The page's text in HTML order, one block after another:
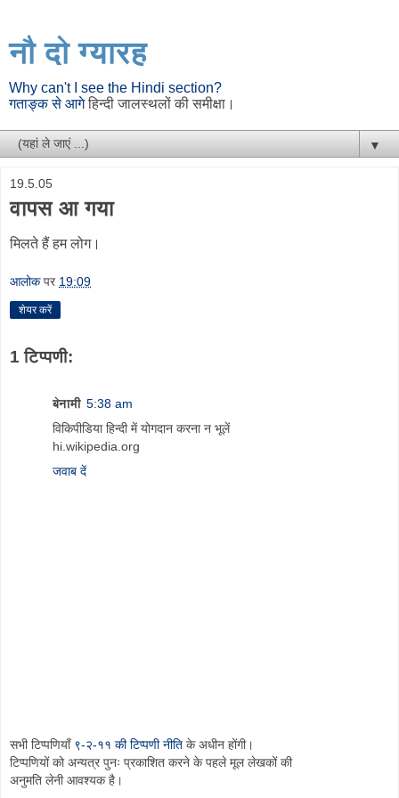
नौ दो ग्यारह
Why can't I see the Hindi section?
गताङ्क से आगेहिन्दी जालस्थलों की समीक्षा।
▼
19.5.05
वापस आ गया
मिलते हैं हम लोग।
आलोक पर 19:09
शेयर करें
1 टिप्पणी:
बेनामी 5:38 am
विकिपीडिया हिन्दी में योगदान करना न भूलें
hi.wikipedia.org
जवाब दें
सभी टिप्पणियाँ ९-२-११ की टिप्पणी नीति के अधीन होंगी।
टिप्पणियों को अन्यत्र पुनः प्रकाशित करने के पहले मूल लेखकों की
अनुमति लेनी आवश्यक है।